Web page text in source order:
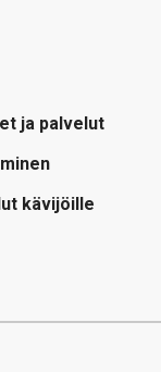
ja palvelut
kävijöille